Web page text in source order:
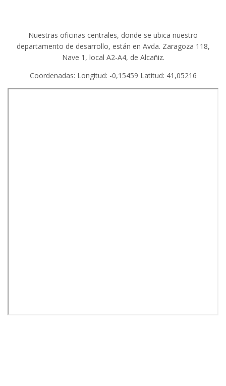
Nuestras oficinas centrales, donde se ubica nuestro
departamento de desarrollo, están en Avda. Zaragoza 118,
Nave 1, local A2-A4, de Alcañiz.
Coordenadas: Longitud: -0,15459 Latitud: 41,05216